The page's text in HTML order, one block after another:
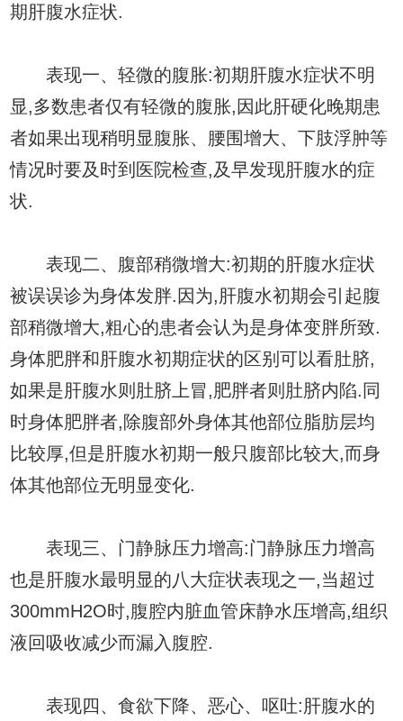
期肝腹水症状.
表现一、轻微的腹胀:初期肝腹水症状不明
显,多数患者仅有轻微的腹胀,因此肝硬化晚期患
者如果出现稍明显腹胀、腰围增大、下肢浮肿等
情况时要及时到医院检查,及早发现肝腹水的症
状.
表现二、腹部稍微增大:初期的肝腹水症状
被误误诊为身体发胖.因为,肝腹水初期会引起腹
部稍微增大,粗心的患者会认为是身体变胖所致.
身体肥胖和肝腹水初期症状的区别可以看肚脐,
如果是肝腹水则肚脐上冒,肥胖者则肚脐内陷.同
时身体肥胖者,除腹部外身体其他部位脂肪层均
比较厚,但是肝腹水初期一般只腹部比较大,而身
体其他部位无明显变化.
表现三、门静脉压力增高:门静脉压力增高
也是肝腹水最明显的八大症状表现之一,当超过
300mmH2O时,腹腔内脏血管床静水压增高,组织
液回吸收减少而漏入腹腔.
表现四、食欲下降、恶心、呕吐:肝腹水的